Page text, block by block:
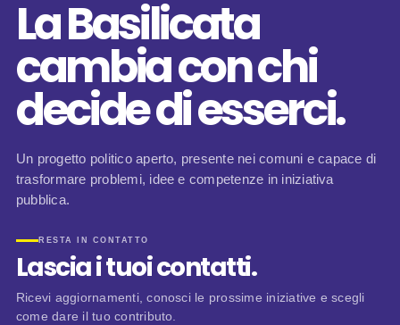
La Basilicata
cambia con chi
decide di esserci.
Un progetto politico aperto, presente nei comuni e capace di
trasformare problemi, idee e competenze in iniziativa
pubblica.
RESTA IN CONTATTO
Lascia i tuoi contatti.
Ricevi aggiornamenti, conosci le prossime iniziative e scegli
come dare il tuo contributo.